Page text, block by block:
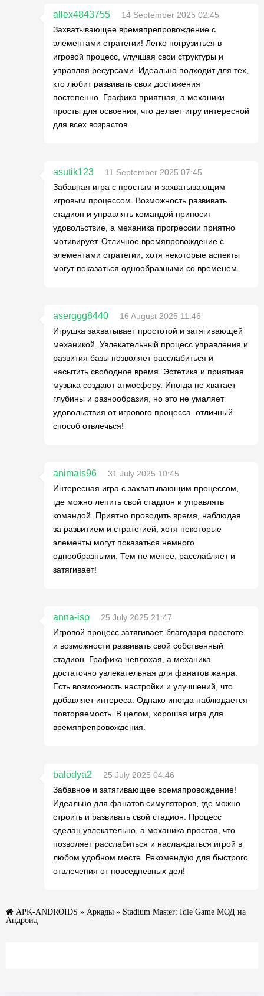
allex4843755
14 September 2025 02:45
Захватывающее времяпрепровождение с
элементами стратегии! Легко погрузиться в
игровой процесс, улучшая свои структуры и
управляя ресурсами. Идеально подходит для тех,
кто любит развивать свои достижения
постепенно. Графика приятная, а механики
просты для освоения, что делает игру интересной
для всех возрастов.
asutik123
11 September 2025 07:45
Забавная игра с простым и захватывающим
игровым процессом. Возможность развивать
стадион и управлять командой приносит
удовольствие, а механика прогрессии приятно
мотивирует. Отличное времяпровождение с
элементами стратегии, хотя некоторые аспекты
могут показаться однообразными со временем.
aserggg8440
16 August 2025 11:46
Игрушка захватывает простотой и затягивающей
механикой. Увлекательный процесс управления и
развития базы позволяет расслабиться и
насытить свободное время. Эстетика и приятная
музыка создают атмосферу. Иногда не хватает
глубины и разнообразия, но это не умаляет
удовольствия от игрового процесса. отличный
способ отвлечься!
animals96
31 July 2025 10:45
Интересная игра с захватывающим процессом,
где можно лепить свой стадион и управлять
командой. Приятно проводить время, наблюдая
за развитием и стратегией, хотя некоторые
элементы могут показаться немного
однообразными. Тем не менее, расслабляет и
затягивает!
anna-isp
25 July 2025 21:47
Игровой процесс затягивает, благодаря простоте
и возможности развивать свой собственный
стадион. Графика неплохая, а механика
достаточно увлекательная для фанатов жанра.
Есть возможность настройки и улучшений, что
добавляет интереса. Однако иногда наблюдается
повторяемость. В целом, хорошая игра для
времяпрепровождения.
balodya2
25 July 2025 04:46
Забавное и затягивающее времяпровождение!
Идеально для фанатов симуляторов, где можно
строить и развивать свой стадион. Процесс
сделан увлекательно, а механика простая, что
позволяет расслабиться и наслаждаться игрой в
любом удобном месте. Рекомендую для быстрого
отвлечения от повседневных дел!
APK-ANDROIDS » Аркады » Stadium Master: Idle Game МОД на
Андроид